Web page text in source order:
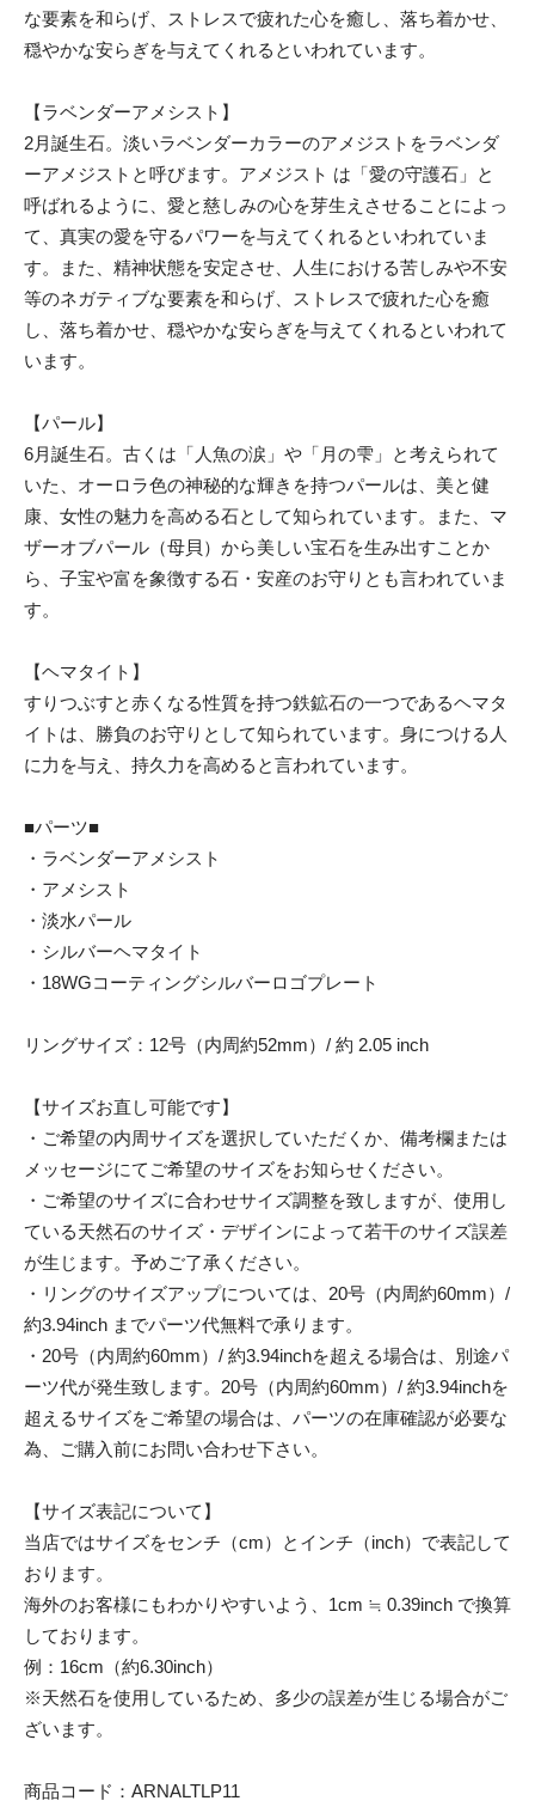
な要素を和らげ、ストレスで疲れた心を癒し、落ち着かせ、
穏やかな安らぎを与えてくれるといわれています。
【ラベンダーアメシスト】
2月誕生石。淡いラベンダーカラーのアメジストをラベンダ
ーアメジストと呼びます。アメジスト は「愛の守護石」と
呼ばれるように、愛と慈しみの心を芽生えさせることによっ
て、真実の愛を守るパワーを与えてくれるといわれていま
す。また、精神状態を安定させ、人生における苦しみや不安
等のネガティブな要素を和らげ、ストレスで疲れた心を癒
し、落ち着かせ、穏やかな安らぎを与えてくれるといわれて
います。
【パール】
6月誕生石。古くは「人魚の涙」や「月の雫」と考えられて
いた、オーロラ色の神秘的な輝きを持つパールは、美と健
康、女性の魅力を高める石として知られています。また、マ
ザーオブパール（母貝）から美しい宝石を生み出すことか
ら、子宝や富を象徴する石・安産のお守りとも言われていま
す。
【ヘマタイト】
すりつぶすと赤くなる性質を持つ鉄鉱石の一つであるヘマタ
イトは、勝負のお守りとして知られています。身につける人
に力を与え、持久力を高めると言われています。
■パーツ■
・ラベンダーアメシスト
・アメシスト
・淡水パール
・シルバーヘマタイト
・18WGコーティングシルバーロゴプレート
リングサイズ：12号（内周約52mm）/ 約 2.05 inch
【サイズお直し可能です】
・ご希望の内周サイズを選択していただくか、備考欄または
メッセージにてご希望のサイズをお知らせください。
・ご希望のサイズに合わせサイズ調整を致しますが、使用し
ている天然石のサイズ・デザインによって若干のサイズ誤差
が生じます。予めご了承ください。
・リングのサイズアップについては、20号（内周約60mm）/
約3.94inch までパーツ代無料で承ります。
・20号（内周約60mm）/ 約3.94inchを超える場合は、別途パ
ーツ代が発生致します。20号（内周約60mm）/ 約3.94inchを
超えるサイズをご希望の場合は、パーツの在庫確認が必要な
為、ご購入前にお問い合わせ下さい。
【サイズ表記について】
当店ではサイズをセンチ（cm）とインチ（inch）で表記して
おります。
海外のお客様にもわかりやすいよう、1cm ≒ 0.39inch で換算
しております。
例：16cm（約6.30inch）
※天然石を使用しているため、多少の誤差が生じる場合がご
ざいます。
商品コード：ARNALTLP11